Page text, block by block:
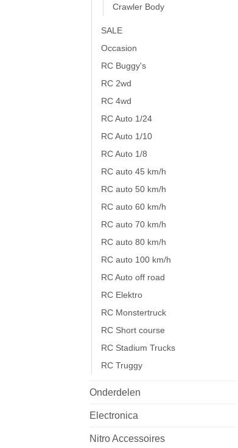
Crawler Body
SALE
Occasion
RC Buggy's
RC 2wd
RC 4wd
RC Auto 1/24
RC Auto 1/10
RC Auto 1/8
RC auto 45 km/h
RC auto 50 km/h
RC auto 60 km/h
RC auto 70 km/h
RC auto 80 km/h
RC auto 100 km/h
RC Auto off road
RC Elektro
RC Monstertruck
RC Short course
RC Stadium Trucks
RC Truggy
Onderdelen
Electronica
Nitro Accessoires